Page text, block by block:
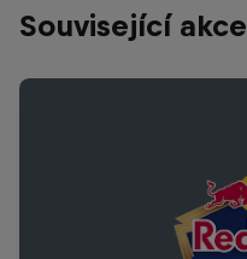
Související akce